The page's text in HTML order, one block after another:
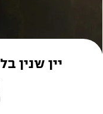
יין שנין בלאן 2023- יקב